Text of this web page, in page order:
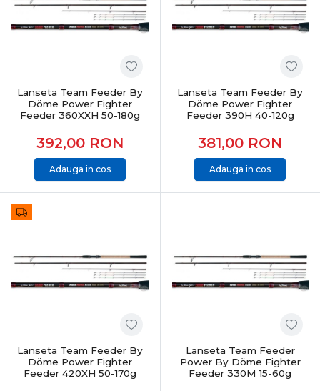
Lanseta Team Feeder By
Döme Power Fighter
Feeder 360XXH 50-180g
392,00 RON
Adauga in cos
Lanseta Team Feeder By
Döme Power Fighter
Feeder 390H 40-120g
381,00 RON
Adauga in cos
Lanseta Team Feeder By
Döme Power Fighter
Feeder 420XH 50-170g
Lanseta Team Feeder
Power By Döme Fighter
Feeder 330M 15-60g